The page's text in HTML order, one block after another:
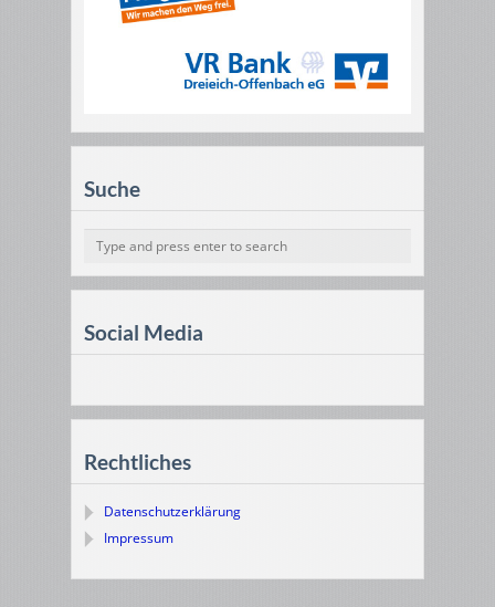
Suche
Social Media
Rechtliches
Datenschutzerklärung
Impressum